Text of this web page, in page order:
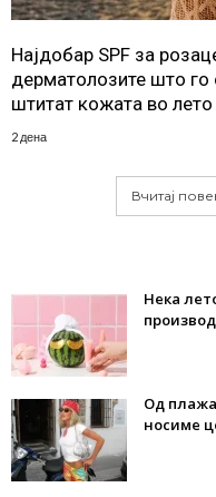
Најдобар SPF за
дерматолозите што го
штитат кожата во лето
2 дена
Вчитај
Нека
Од
носиме